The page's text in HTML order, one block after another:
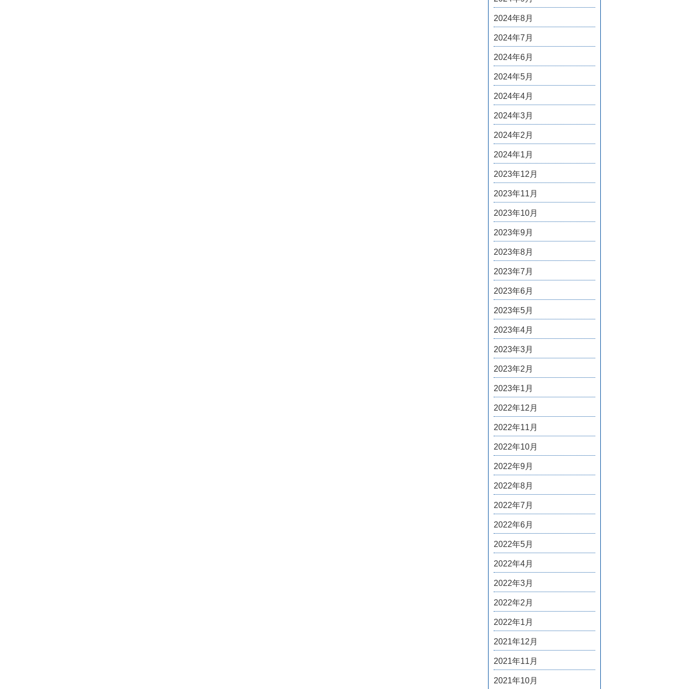
2024年8月
2024年7月
2024年6月
2024年5月
2024年4月
2024年3月
2024年2月
2024年1月
2023年12月
2023年11月
2023年10月
2023年9月
2023年8月
2023年7月
2023年6月
2023年5月
2023年4月
2023年3月
2023年2月
2023年1月
2022年12月
2022年11月
2022年10月
2022年9月
2022年8月
2022年7月
2022年6月
2022年5月
2022年4月
2022年3月
2022年2月
2022年1月
2021年12月
2021年11月
2021年10月